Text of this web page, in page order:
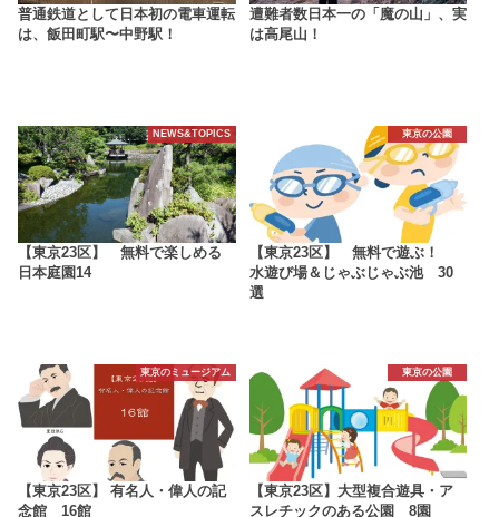
普通鉄道として日本初の電車運転
は、飯田町駅〜中野駅！
遭難者数日本一の「魔の山」、実
は高尾山！
NEWS&TOPICS
【東京23区】 無料で楽しめる
日本庭園14
東京の公園
【東京23区】 無料で遊ぶ！
水遊び場＆じゃぶじゃぶ池 30
選
東京のミュージアム
【東京23区】 有名人・偉人の記
念館 16館
東京の公園
【東京23区】大型複合遊具・ア
スレチックのある公園 8園